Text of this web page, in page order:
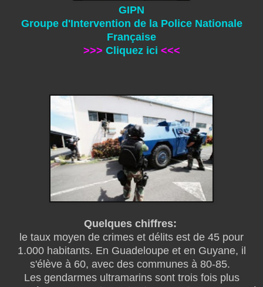
GIPN
Groupe d'Intervention de la Police Nationale
Française
>>> Cliquez ici <<<
Quelques chiffres:
le taux moyen de crimes et délits est de 45 pour
1.000 habitants. En Guadeloupe et en Guyane, il
s'élève à 60, avec des communes à 80-85.
Les gendarmes ultramarins sont trois fois plus